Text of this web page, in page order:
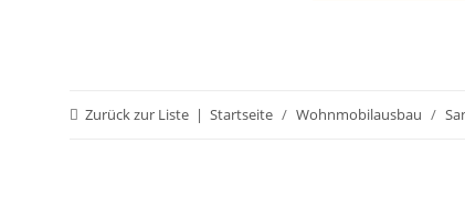
Zurück zur Liste Startseite Wohnmobilausbau